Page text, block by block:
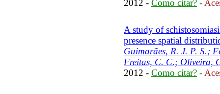
2012 - Como citar? -
A study of
presence spatial
Guimarães, R. J. P. S.;
Freitas, C. C.; Oliveira,
2012 - Como citar? -